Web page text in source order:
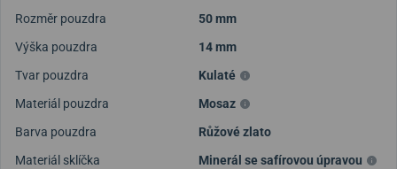
Rozměr pouzdra
50 mm
Výška pouzdra
14 mm
Tvar pouzdra
Kulaté
Materiál pouzdra
Mosaz
Barva pouzdra
Růžové zlato
Materiál sklíčka
Minerál se safírovou úpravou